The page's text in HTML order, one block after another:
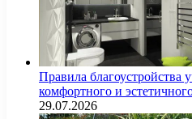
Правила благоустройства
комфортного и
29.07.2026